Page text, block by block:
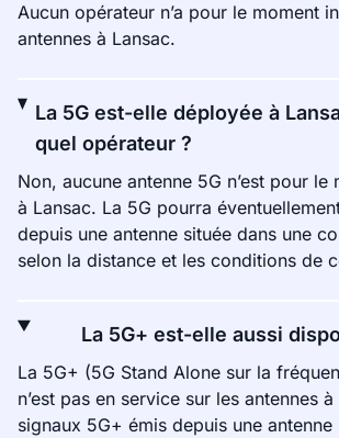
Aucun opérateur n’a pour le moment
antennes à Lansac.
La 5G est-elle déployée à
quel opérateur ?
Non, aucune antenne 5G n’est pour le
à Lansac. La 5G pourra
depuis une antenne située dans une
selon la distance et les conditions de
La 5G+ est-elle aussi
La 5G+ (5G Stand Alone sur la
n’est pas en service sur les antennes
signaux 5G+ émis depuis une